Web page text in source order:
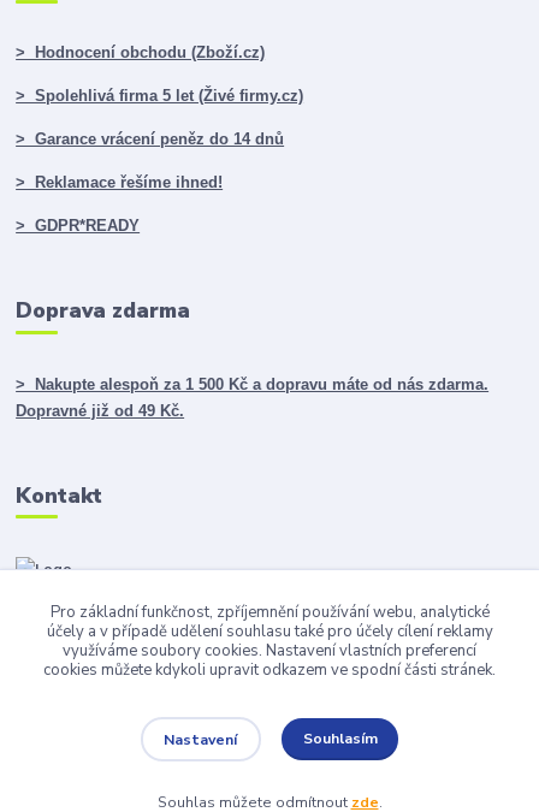
> Hodnocení obchodu (Zboží.cz)
> Spolehlivá firma 5 let (Živé firmy.cz)
> Garance vrácení peněz do 14 dnů
> Reklamace řešíme ihned!
> GDPR*READY
Doprava zdarma
> Nakupte alespoň za 1 500 Kč a dopravu máte od nás zdarma.
Dopravné již od 49 Kč.
Kontakt
info@darky365.cz
Pro základní funkčnost, zpříjemnění používání webu, analytické
účely a v případě udělení souhlasu také pro účely cílení reklamy
využíváme soubory cookies. Nastavení vlastních preferencí
cookies můžete kdykoli upravit odkazem ve spodní části stránek.
Nastavení Souhlasím
Souhlas můžete odmítnout zde.